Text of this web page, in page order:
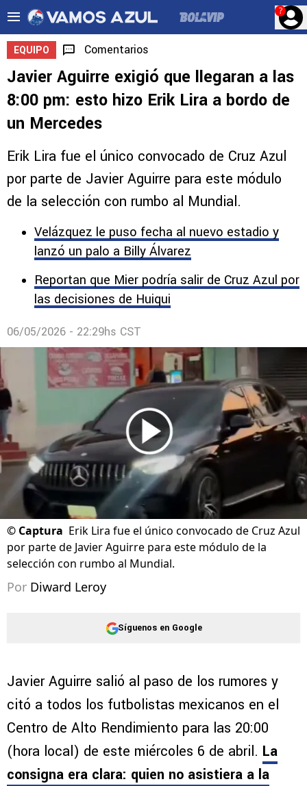
?
EQUIPO Comentarios
Javier Aguirre exigió que llegaran a las
8:00 pm: esto hizo Erik Lira a bordo de
un Mercedes
Erik Lira fue el único convocado de Cruz Azul
por parte de Javier Aguirre para este módulo
de la selección con rumbo al Mundial.
Velázquez le puso fecha al nuevo estadio y
lanzó un palo a Billy Álvarez
Reportan que Mier podría salir de Cruz Azul por
las decisiones de Huiqui
06/05/2026 - 22:29hs CST
© Captura Erik Lira fue el único convocado de Cruz Azul
por parte de Javier Aguirre para este módulo de la
selección con rumbo al Mundial.
Por Diward Leroy
Síguenos en Google
Javier Aguirre salió al paso de los rumores y
citó a todos los futbolistas mexicanos en el
Centro de Alto Rendimiento para las 20:00
(hora local) de este miércoles 6 de abril. La
consigna era clara: quien no asistiera a la